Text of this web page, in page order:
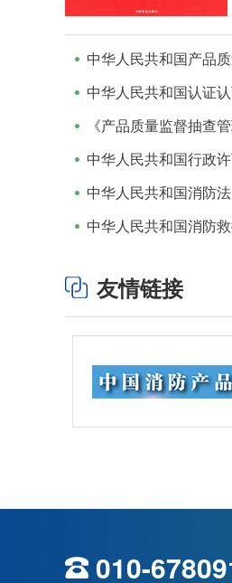
中华人民共和国产品
中华人民共和国认证
中华人民共和国行政
中华人民共和国消防法
中华人民共和国消防
友情链接
010-